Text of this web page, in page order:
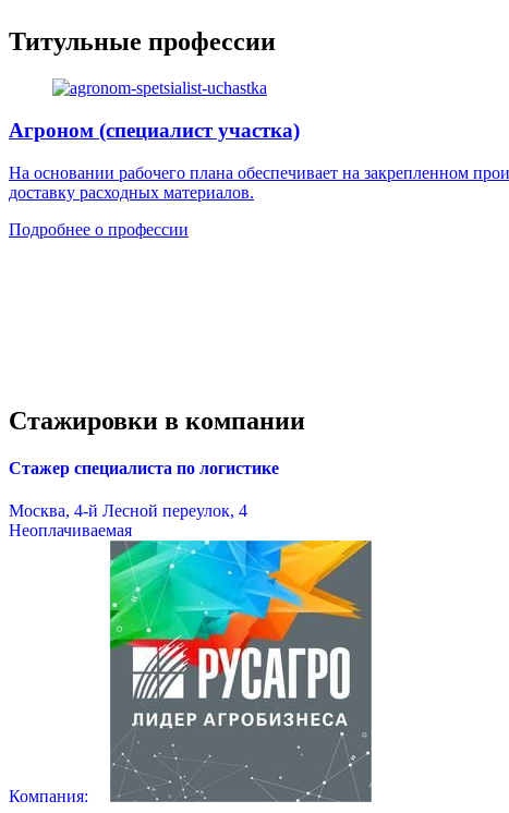
Титульные профессии
Агроном (специалист участка)
На основании рабочего плана обеспечивает на закрепленном
доставку расходных материалов.
Подробнее о профессии
Стажировки в компании
Стажер специалиста по логистике
Москва, 4-й Лесной переулок, 4
Неоплачиваемая
Компания: